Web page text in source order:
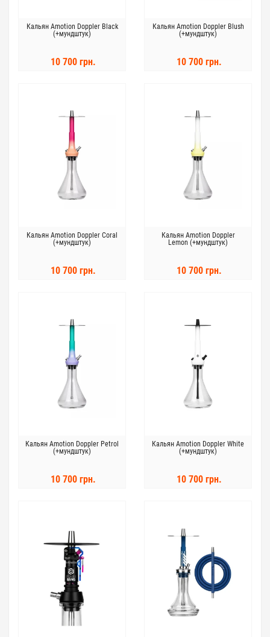
Кальян Amotion Doppler Black
(+мундштук)
10 700 грн.
Кальян Amotion Doppler Blush
(+мундштук)
10 700 грн.
Кальян Amotion Doppler Coral
(+мундштук)
10 700 грн.
Кальян Amotion Doppler
Lemon (+мундштук)
10 700 грн.
Кальян Amotion Doppler Petrol
(+мундштук)
10 700 грн.
Кальян Amotion Doppler White
(+мундштук)
10 700 грн.